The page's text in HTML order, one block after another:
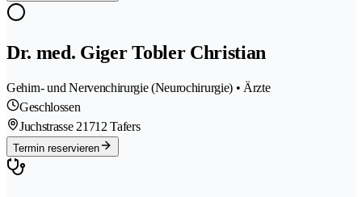
Dr. med. Giger Tobler Christian
Gehirn- und Nervenchirurgie (Neurochirurgie) • Ärzte
Geschlossen
Juchstrasse 21712 Tafers
Termin reservieren